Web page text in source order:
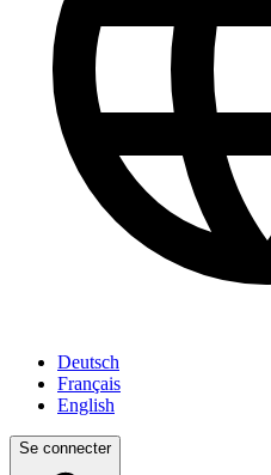
Deutsch
Français
English
Se connecter